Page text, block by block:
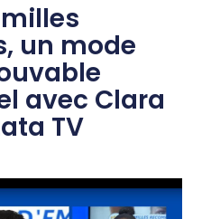
un mode
avec Clara
TV